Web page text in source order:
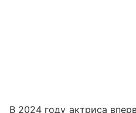
В 2024 году актриса